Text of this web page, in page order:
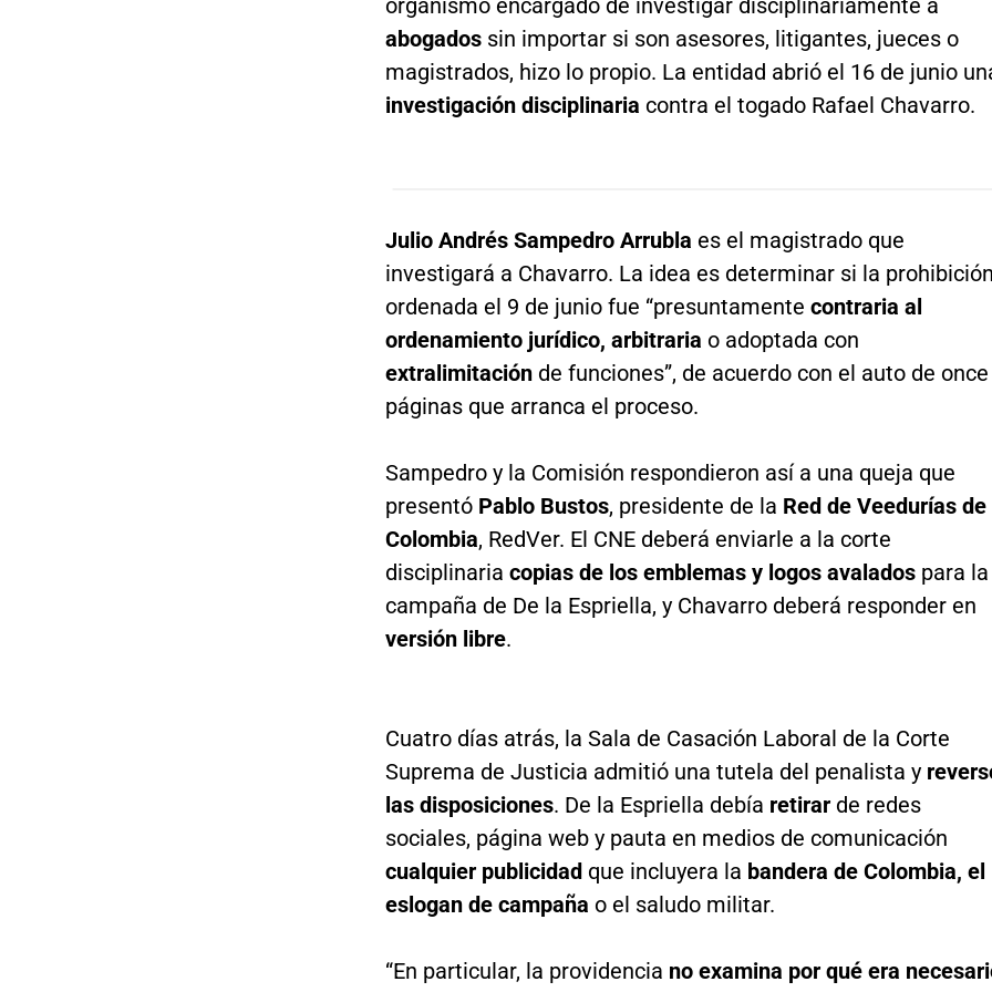
organismo encargado de investigar disciplinariamente a
abogados sin importar si son asesores, litigantes, jueces o
magistrados, hizo lo propio. La entidad abrió el 16 de junio
investigación disciplinaria contra el togado Rafael Chavarro.
Julio Andrés Sampedro Arrubla es el magistrado que
investigará a Chavarro. La idea es determinar si la
ordenada el 9 de junio fue “presuntamente contraria al
ordenamiento jurídico, arbitraria o adoptada con
extralimitación de funciones”, de acuerdo con el auto de once
páginas que arranca el proceso.
Sampedro y la Comisión respondieron así a una queja que
presentó Pablo Bustos, presidente de la Red de Veedurías de
Colombia, RedVer. El CNE deberá enviarle a la corte
disciplinaria copias de los emblemas y logos avaladospara la
campaña de De la Espriella, y Chavarro deberá responder en
versión libre.
Cuatro días atrás, la Sala de Casación Laboral de la Corte
Suprema de Justicia admitió una tutela del penalista y
las disposiciones. De la Espriella debía retirar de redes
sociales, página web y pauta en medios de comunicación
cualquier publicidad que incluyera la bandera de Colombia, el
eslogan de campaña o el saludo militar.
“En particular, la providencia no examina por qué era